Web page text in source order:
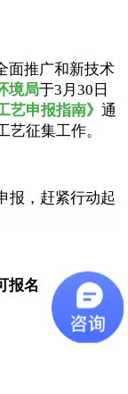
面推广和新技术
境局于3月30日
艺申报指南》 通
艺征集工作。
报名